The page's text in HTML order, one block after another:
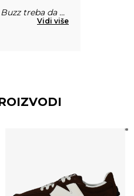
treba da ...
Vidi više